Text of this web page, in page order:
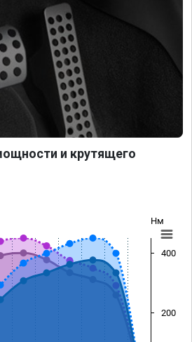
и крутящего
Нм
200
400